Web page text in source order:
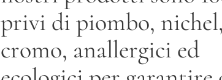
privi di piombo, nichel,
cromo, anallergici ed